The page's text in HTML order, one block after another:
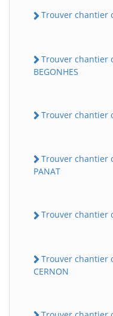
Trouver chantier
Trouver chantier
BEGONHES
Trouver chantier
Trouver chantier
PANAT
Trouver chantier
Trouver chantier
CERNON